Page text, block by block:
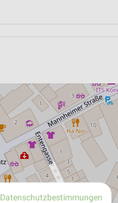
Datenschutzbestimmungen